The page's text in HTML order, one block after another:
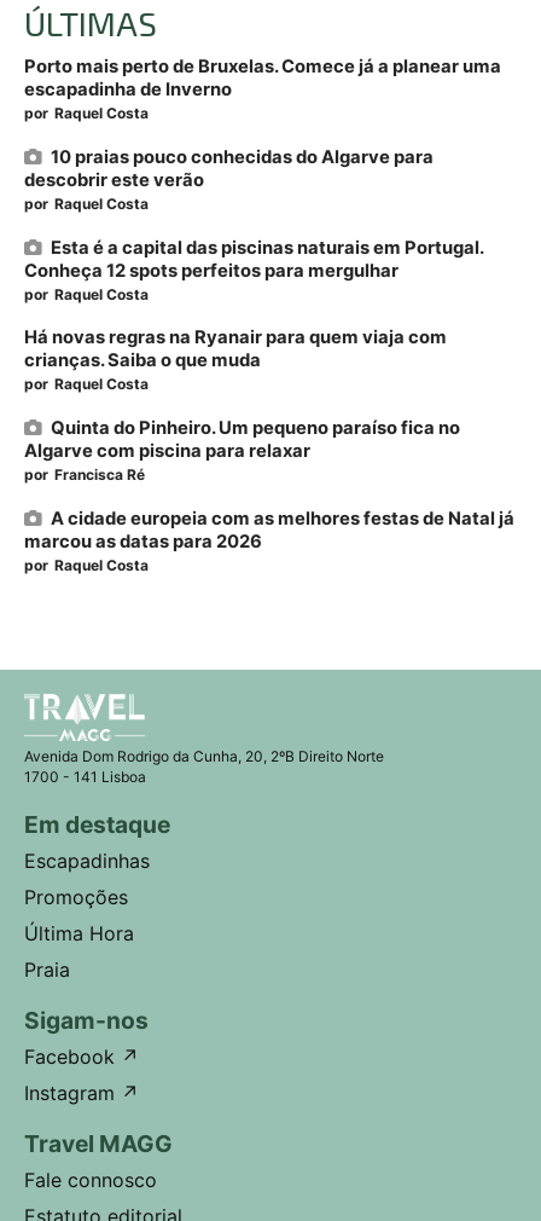
ÚLTIMAS
Porto mais perto de Bruxelas. Comece já a planear uma
escapadinha de Inverno
por Raquel Costa
10 praias pouco conhecidas do Algarve para
descobrir este verão
por Raquel Costa
Esta é a capital das piscinas naturais em Portugal.
Conheça 12 spots perfeitos para mergulhar
por Raquel Costa
Há novas regras na Ryanair para quem viaja com
crianças. Saiba o que muda
por Raquel Costa
Quinta do Pinheiro. Um pequeno paraíso fica no
Algarve com piscina para relaxar
por Francisca Ré
A cidade europeia com as melhores festas de Natal já
marcou as datas para 2026
por Raquel Costa
Avenida Dom Rodrigo da Cunha, 20, 2ºB Direito Norte
1700 - 141 Lisboa
Em destaque
Escapadinhas
Promoções
Última Hora
Praia
Sigam-nos
Facebook ↗
Instagram ↗
Travel MAGG
Fale connosco
Estatuto editorial